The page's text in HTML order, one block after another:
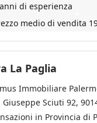
di esperienza
medio di vendita
Maura La Paglia
Immobiliare
Giuseppe Sciuti 92,
in Provincia di